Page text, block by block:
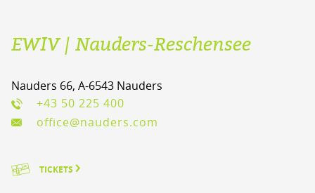
EWIV | Nauders-Reschensee
Nauders 66, A-6543 Nauders
+43 50 225 400
office@nauders.com
TICKETS